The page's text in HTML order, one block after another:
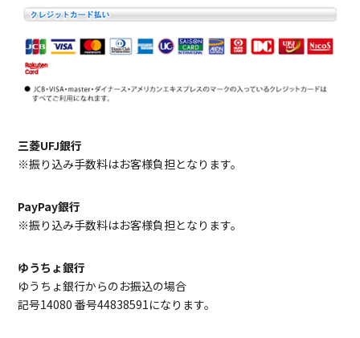
三菱UFJ銀行
※振り込み手数料はお客様負担となります。
PayPay銀行
※振り込み手数料はお客様負担となります。
ゆうちょ銀行
ゆうちょ銀行からのお振込の場合
記号14080 番号44838591になります。